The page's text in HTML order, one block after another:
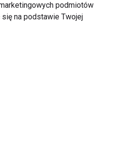
Peelingi - jak właściwe
podmiotów
na podstawie Twojej